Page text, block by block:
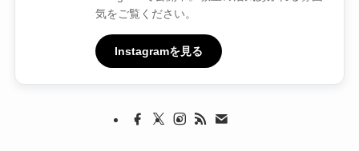
気をご覧ください。
Instagramを見る